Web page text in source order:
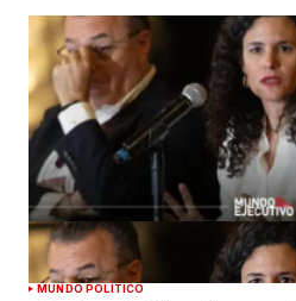
MUNDO POLÍTICO